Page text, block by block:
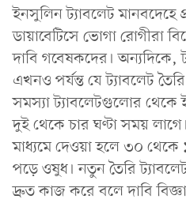
ইনসুলিন ট্যাবলেট
ডায়াবেটিসে ভোগা রোগীরা
দাবি গবেষকদের। অন্যদিকে,
এখনও পর্যন্ত যে ট্যাবলেট
সমস্যা ট্যাবলেটগুলোর
দুই থেকে চার ঘণ্টা সময়
মাধ্যমে দেওয়া হলে ৩০ থেকে
পড়ে ওষুধ। নতুন তৈরি
দ্রুত কাজ করে বলে দাবি